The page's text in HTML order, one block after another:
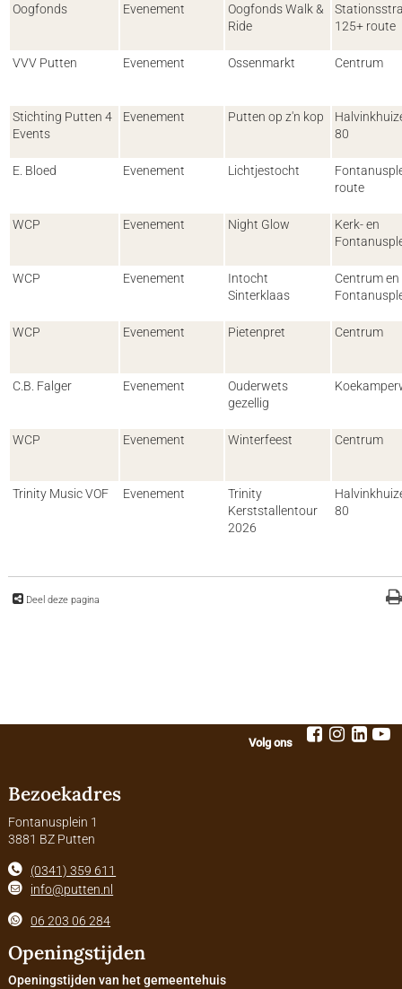
Oogfonds Evenement
Oogfonds Walk &
Ride
125+ route
VVV Putten Evenement Ossenmarkt Centrum
Stichting Putten 4
Events
Evenement Putten op z'n kop
80
E. Bloed Evenement Lichtjestocht
route
WCP Evenement Night Glow
Kerk- en
WCP Evenement
Intocht
Sinterklaas
Centrum en
WCP Evenement Pietenpret Centrum
C.B. Falger Evenement
Ouderwets
gezellig
WCP Evenement Winterfeest Centrum
Trinity Music VOF Evenement
Trinity
Kerststallentour
2026
80
Deel deze pagina
Volg ons
Bezoekadres
Fontanusplein 1
3881 BZ Putten
(0341) 359 611
info@putten.nl
06 203 06 284
Openingstijden
Openingstijden van het gemeentehuis